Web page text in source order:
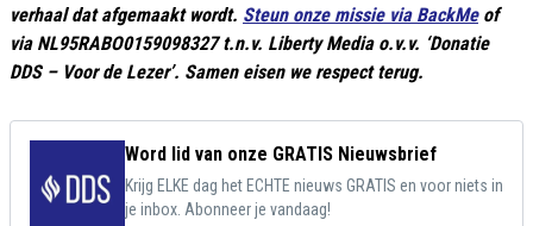
verhaal dat afgemaakt wordt. Steun onze missie via BackMeof
via NL95RABO0159098327 t.n.v. Liberty Media o.v.v. ‘Donatie
DDS – Voor de Lezer’. Samen eisen we respect terug.
Word lid van onze GRATIS Nieuwsbrief
Krijg ELKE dag het ECHTE nieuws GRATIS en voor niets in
je inbox. Abonneer je vandaag!